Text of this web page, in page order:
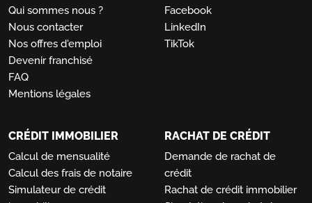
Qui sommes nous ?
Nous contacter
Nos offres d'emploi
Devenir franchisé
FAQ
Mentions légales
Facebook
LinkedIn
TikTok
CRÉDIT IMMOBILIER
Calcul de mensualité
Calcul des frais de notaire
Simulateur de crédit
RACHAT DE CRÉDIT
Demande de rachat de
crédit
Rachat de crédit immobilier